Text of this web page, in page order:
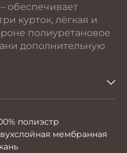
обеспечивает
курток, лёгкая и
полиуретановое
дополнительную
полиэстр
мембранная